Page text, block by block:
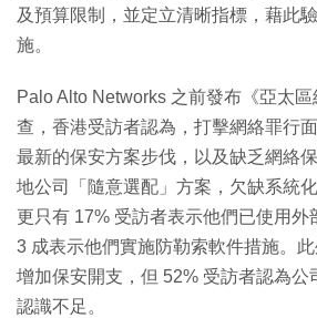
及預算限制，並定立清晰指標，藉此
施。
Palo Alto Networks 之前發布《亞太
查，香港受訪者認為，打擊網絡罪行
最新的保安方案步伐，以及缺乏網絡
地公司「隨意選配」方案，欠缺系統
更只有 17% 受訪者表示他們已使用外
3 成表示他們實施防勒索軟件措施。
增加保安開支，但 52% 受訪者認為公
認識不足。